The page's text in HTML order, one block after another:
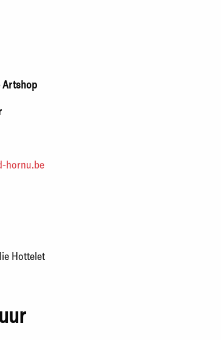
Artshop
hornu.be
Hottelet